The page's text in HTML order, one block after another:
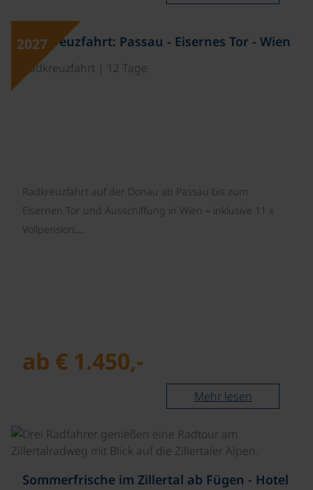
2027
Radkreuzfahrt: Passau - Eisernes Tor - Wien
Radkreuzfahrt | 12 Tage
Radkreuzfahrt auf der Donau ab Passau bis zum
Eisernen Tor und Ausschiffung in Wien – inklusive 11 x
Vollpension…
ab € 1.450,-
Mehr lesen
Sommerfrische im Zillertal ab Fügen - Hotel